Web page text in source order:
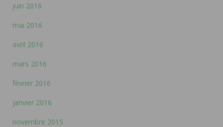
juin 2016
mai 2016
avril 2016
mars 2016
février 2016
janvier 2016
novembre 2015